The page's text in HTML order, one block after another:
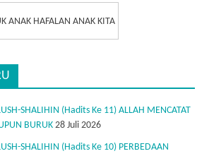
ANAK HAFALAN ANAK KITA
SHALIHIN (Hadits Ke 11) ALLAH MENCATAT
BURUK 28 Juli 2026
SHALIHIN (Hadits Ke 10) PERBEDAAN